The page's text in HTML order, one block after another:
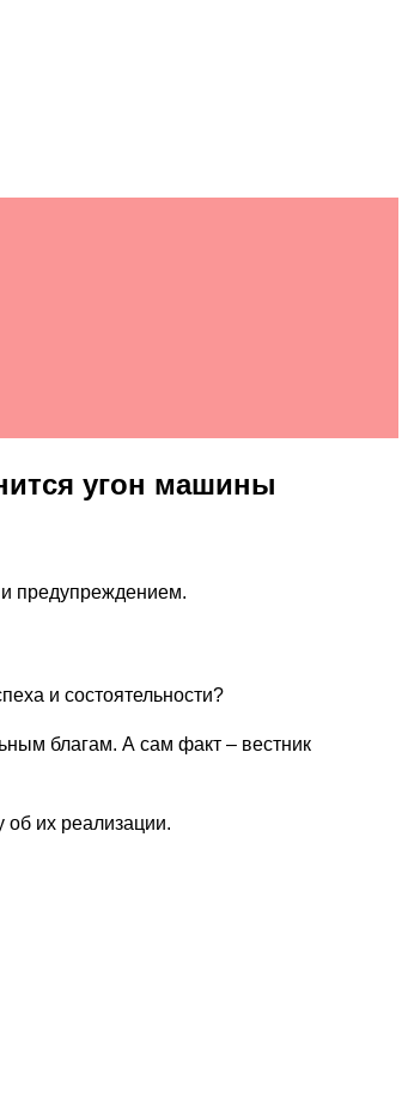
угон машины
предупреждением.
и состоятельности?
благам. А сам факт – вестник
их реализации.